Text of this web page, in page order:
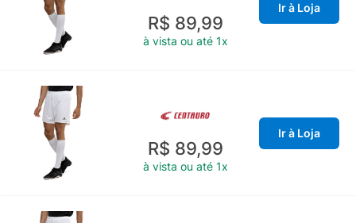
R$ 89,99
à vista ou até 1x
Ir à Loja
R$ 89,99
à vista ou até 1x
Ir à Loja